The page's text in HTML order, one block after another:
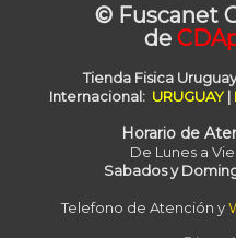
© Fuscanet
de
Tienda Fisica Uruguay
Internacional: URUGUAY |
Horario de
De Lunes a
Sabados y
Telefono de Atención y